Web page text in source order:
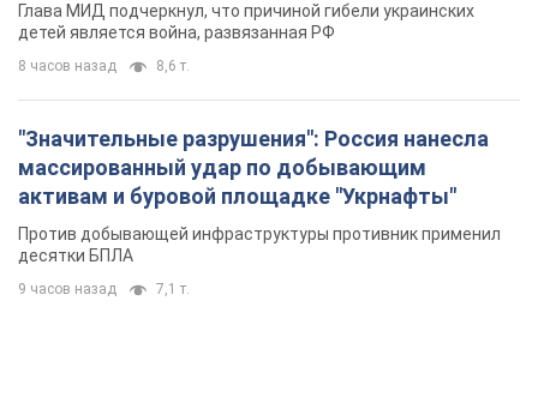
Глава МИД подчеркнул, что причиной гибели украинских
детей является война, развязанная РФ
8 часов назад 8,6 т.
"Значительные разрушения": Россия нанесла
массированный удар по добывающим
активам и буровой площадке "Укрнафты"
Против добывающей инфраструктуры противник применил
десятки БПЛА
9 часов назад 7,1 т.